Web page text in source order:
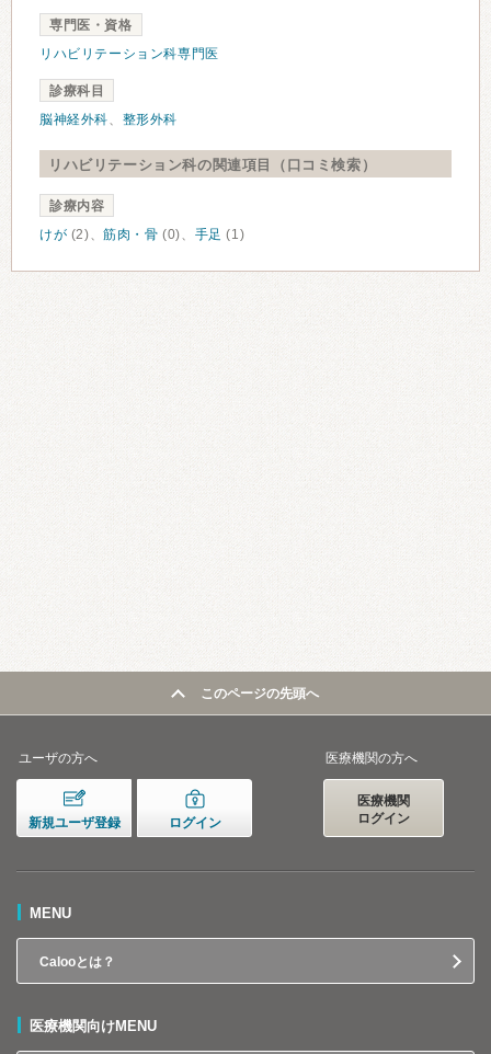
専門医・資格
リハビリテーション科専門医
診療科目
脳神経外科、 整形外科
リハビリテーション科の関連項目（口コミ検索）
診療内容
けが (2)、筋肉・骨 (0)、 手足 (1)
このページの先頭へ
ユーザの方へ
新規ユーザ登録 ログイン
医療機関の方へ
医療機関
ログイン
MENU
Calooとは？
医療機関向けMENU